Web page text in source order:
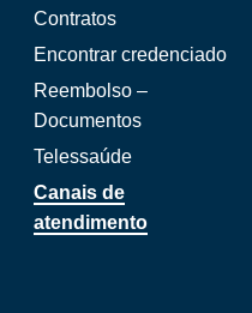
Contratos
Encontrar credenciado
Reembolso –
Documentos
Telessaúde
Canais de
atendimento